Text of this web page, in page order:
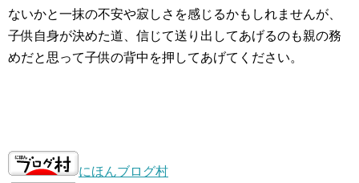
ないかと一抹の不安や寂しさを感じるかもしれませんが、
子供自身が決めた道、信じて送り出してあげるのも親の務
めだと思って子供の背中を押してあげてください。
にほんブログ村